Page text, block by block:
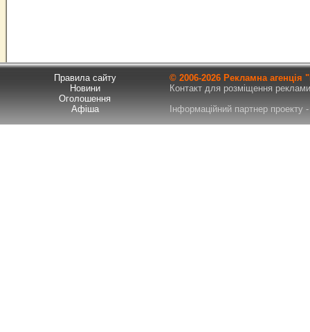
Правила сайту
Новини
Оголошення
Афіша
© 2006-2026 Рекламна
Контакт для розміщення
Інформаційний партнер проекту